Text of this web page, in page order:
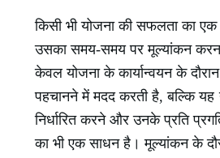
किसी भी योजना की सफलता का एक
उसका समय-समय पर मूल्यांकन
केवल योजना के कार्यान्वयन के
पहचानने में मदद करती है, बल्कि यह
निर्धारित करने और उनके प्रति
का भी एक साधन है। मूल्यांकन के